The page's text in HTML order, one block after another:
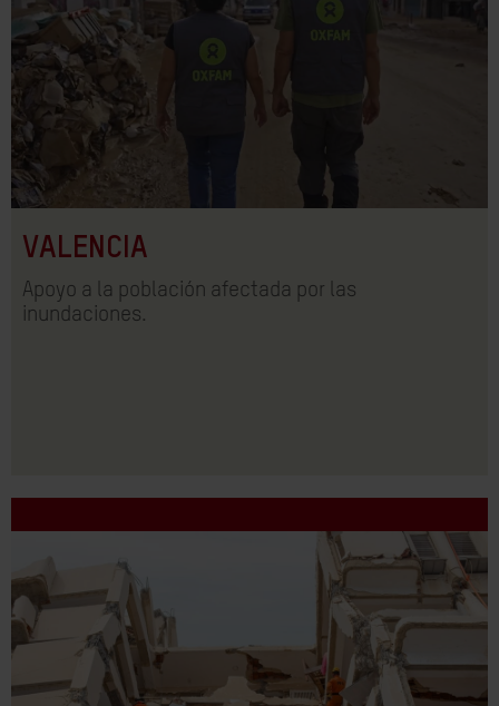
VALENCIA
Apoyo a la población afectada por las
inundaciones.